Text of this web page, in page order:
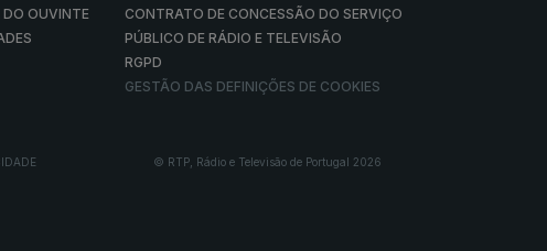
DO OUVINTE
CONTRATO DE CONCESSÃO DO SERVIÇO
PÚBLICO DE RÁDIO E TELEVISÃO
RGPD
GESTÃO DAS DEFINIÇÕES DE COOKIES
© RTP, Rádio e Televisão de Portugal 2026